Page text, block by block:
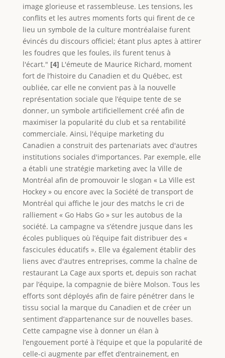
image glorieuse et rassembleuse. Les tensions, les
conflits et les autres moments forts qui firent de ce
lieu un symbole de la culture montréalaise furent
évincés du discours officiel; étant plus aptes à attirer
les foudres que les foules, ils furent tenus à
l'écart." [4] L'émeute de Maurice Richard, moment
fort de l’histoire du Canadien et du Québec, est
oubliée, car elle ne convient pas à la nouvelle
représentation sociale que l’équipe tente de se
donner, un symbole artificiellement créé afin de
maximiser la popularité du club et sa rentabilité
commerciale. Ainsi, l'équipe marketing du
Canadien a construit des partenariats avec d'autres
institutions sociales d'importances. Par exemple, elle
a établi une stratégie marketing avec la Ville de
Montréal afin de promouvoir le slogan « La Ville est
Hockey » ou encore avec la Société de transport de
Montréal qui affiche le jour des matchs le cri de
ralliement « Go Habs Go » sur les autobus de la
société. La campagne va s’étendre jusque dans les
écoles publiques où l’équipe fait distribuer des «
fascicules éducatifs ». Elle va également établir des
liens avec d'autres entreprises, comme la chaîne de
restaurant La Cage aux sports et, depuis son rachat
par l’équipe, la compagnie de bière Molson. Tous les
efforts sont déployés afin de faire pénétrer dans le
tissu social la marque du Canadien et de créer un
sentiment d’appartenance sur de nouvelles bases.
Cette campagne vise à donner un élan à
l’engouement porté à l’équipe et que la popularité de
celle-ci augmente par effet d’entrainement, en